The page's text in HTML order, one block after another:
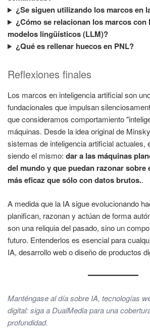
¿Se siguen utilizando los marcos en
¿Cómo se relacionan los marcos con
modelos lingüísticos (LLM)?
¿Qué es rellenar huecos en PNL?
Reflexiones finales
Los marcos en inteligencia artificial son
fundacionales que impulsan
que consideramos comportamiento
máquinas. Desde la idea original de
sistemas de inteligencia artificial actuales,
siendo el mismo: dar a las máquinas
del mundo y que puedan razonar sobre
más eficaz que sólo con datos brutos..
A medida que la IA sigue evolucionando
planifican, razonan y actúan de forma
son una reliquia del pasado, sino un
futuro. Entenderlos es esencial para
IA, desarrollo web o diseño de productos
Manténgase al día sobre IA, tecnologías
digital: siga a DualMedia para una
profundidad.